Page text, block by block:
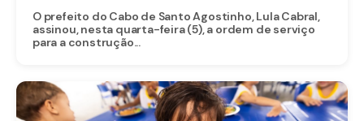
O prefeito do Cabo de Santo Agostinho, Lula Cabral,
assinou, nesta quarta-feira (5), a ordem de serviço
para a construção...